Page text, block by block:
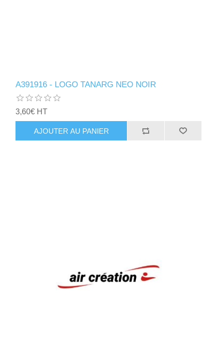
A391916 - LOGO TANARG NEO NOIR
3,60€ HT
AJOUTER AU PANIER